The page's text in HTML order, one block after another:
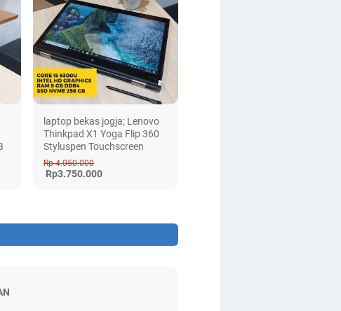
laptop bekas jogja; Lenovo
Thinkpad X1 Yoga Flip 360
Styluspen Touchscreen
Rp 4.050.000
Rp3.750.000